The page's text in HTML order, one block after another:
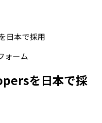
日本で採用
ォーム
を日本で採